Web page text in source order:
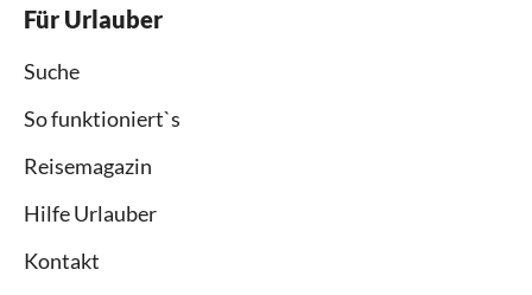
Für Urlauber
Suche
So funktioniert`s
Reisemagazin
Hilfe Urlauber
Kontakt